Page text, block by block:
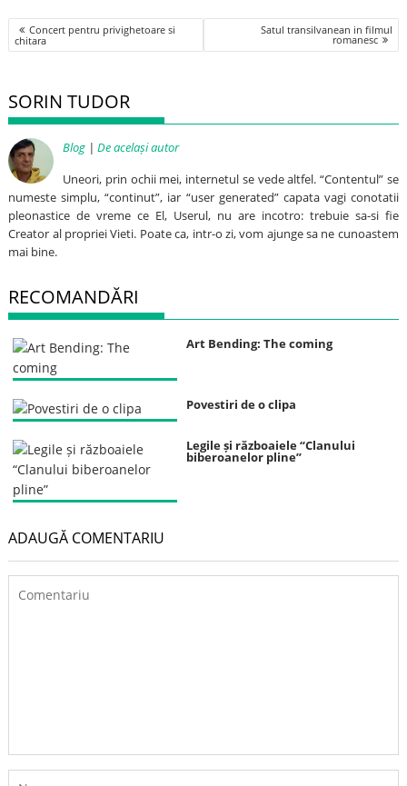
Post
navigation
Concert pentru privighetoare si
chitara
Satul transilvanean in filmul
romanesc
SORIN TUDOR
Blog |De același autor
Uneori, prin ochii mei, internetul se vede altfel. “Contentul” se
numeste simplu, “continut”, iar “user generated” capata vagi conotatii
pleonastice de vreme ce El, Userul, nu are incotro: trebuie sa-si fie
Creator al propriei Vieti. Poate ca, intr-o zi, vom ajunge sa ne cunoastem
mai bine.
RECOMANDĂRI
Art Bending: The coming
Povestiri de o clipa
Legile și războaiele “Clanului
biberoanelor pline”
ADAUGĂ COMENTARIU